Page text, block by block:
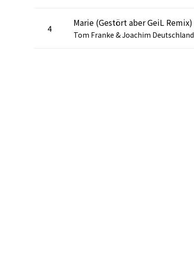
4 Marie (Gestört aber GeiL Remix)
Tom Franke & Joachim Deutschland